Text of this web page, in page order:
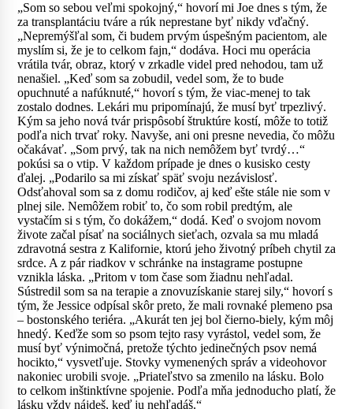
„Som so sebou veľmi spokojný,“ hovorí mi Joe dnes s tým, že
za transplantáciu tváre a rúk neprestane byť nikdy vďačný.
„Nepremýšľal som, či budem prvým úspešným pacientom, ale
myslím si, že je to celkom fajn,“ dodáva. Hoci mu operácia
vrátila tvár, obraz, ktorý v zrkadle videl pred nehodou, tam už
nenašiel. „Keď som sa zobudil, vedel som, že to bude
opuchnuté a nafúknuté,“ hovorí s tým, že viac-menej to tak
zostalo dodnes. Lekári mu pripomínajú, že musí byť trpezlivý.
Kým sa jeho nová tvár prispôsobí štruktúre kostí, môže to totiž
podľa nich trvať roky. Navyše, ani oni presne nevedia, čo môžu
očakávať. „Som prvý, tak na nich nemôžem byť tvrdý…“
pokúsi sa o vtip. V každom prípade je dnes o kusisko cesty
ďalej. „Podarilo sa mi získať späť svoju nezávislosť.
Odsťahoval som sa z domu rodičov, aj keď ešte stále nie som v
plnej sile. Nemôžem robiť to, čo som robil predtým, ale
vystačím si s tým, čo dokážem,“ dodá. Keď o svojom novom
živote začal písať na sociálnych sieťach, ozvala sa mu mladá
zdravotná sestra z Kalifornie, ktorú jeho životný príbeh chytil za
srdce. A z pár riadkov v schránke na instagrame postupne
vznikla láska. „Pritom v tom čase som žiadnu nehľadal.
Sústredil som sa na terapie a znovuzískanie starej sily,“ hovorí s
tým, že Jessice odpísal skôr preto, že mali rovnaké plemeno psa
– bostonského teriéra. „Akurát ten jej bol čierno-biely, kým môj
hnedý. Keďže som so psom tejto rasy vyrástol, vedel som, že
musí byť výnimočná, pretože týchto jedinečných psov nemá
hocikto,“ vysvetľuje. Stovky vymenených správ a videohovor
nakoniec urobili svoje. „Priateľstvo sa zmenilo na lásku. Bolo
to celkom inštinktívne spojenie. Podľa mňa jednoducho platí, že
lásku vždy nájdeš, keď ju nehľadáš.“